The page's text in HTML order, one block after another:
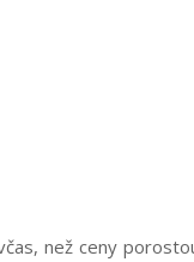
než ceny